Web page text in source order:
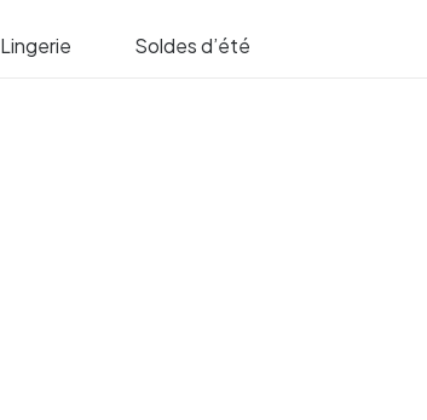
Lingerie Soldes d’été